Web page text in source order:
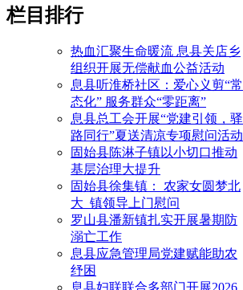
栏目排行
热血汇聚生命暖流 息县关店乡
组织开展无偿献血公益活动
息县听淮桥社区：爱心义剪“常
态化” 服务群众“零距离”
息县总工会开展“党建引领，驿
路同行”夏送清凉专项慰问活动
固始县陈淋子镇以小切口推动
基层治理大提升
固始县徐集镇： 农家女圆梦北
大 镇领导上门慰问
罗山县潘新镇扎实开展暑期防
溺亡工作
息县应急管理局党建赋能助农
纾困